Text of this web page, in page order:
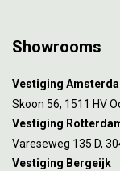
Showrooms
Vestiging
Skoon 56, 1511 HV
Vestiging
Vareseweg 135 D,
Vestiging Bergeijk